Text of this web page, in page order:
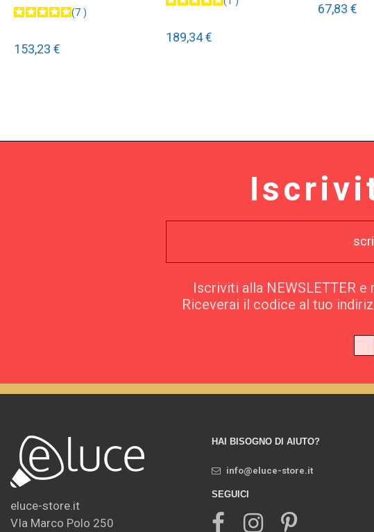
7
153,23 €
189,34 €
67,83 €
Iscriviti alla NEWSLETTER
Riceverai il codice al tuo
eluce-store.it
VIa Marco Polo 250
HAI BISOGNO DI AIUTO?
info@eluce-store.it
SEGUICI